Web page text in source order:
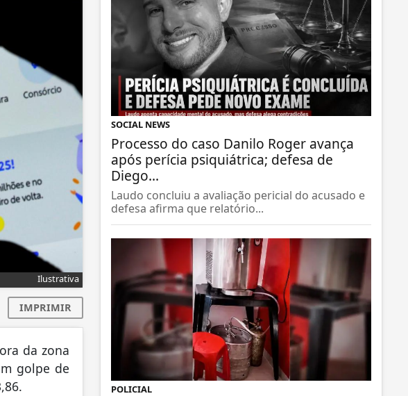
Ilustrativa
IMPRIMIR
da zona
golpe de
SOCIAL NEWS
Processo do caso Danilo Roger avança
após perícia psiquiátrica; defesa de
Diego...
Laudo concluiu a avaliação pericial do acusado e
defesa afirma que relatório...
POLICIAL